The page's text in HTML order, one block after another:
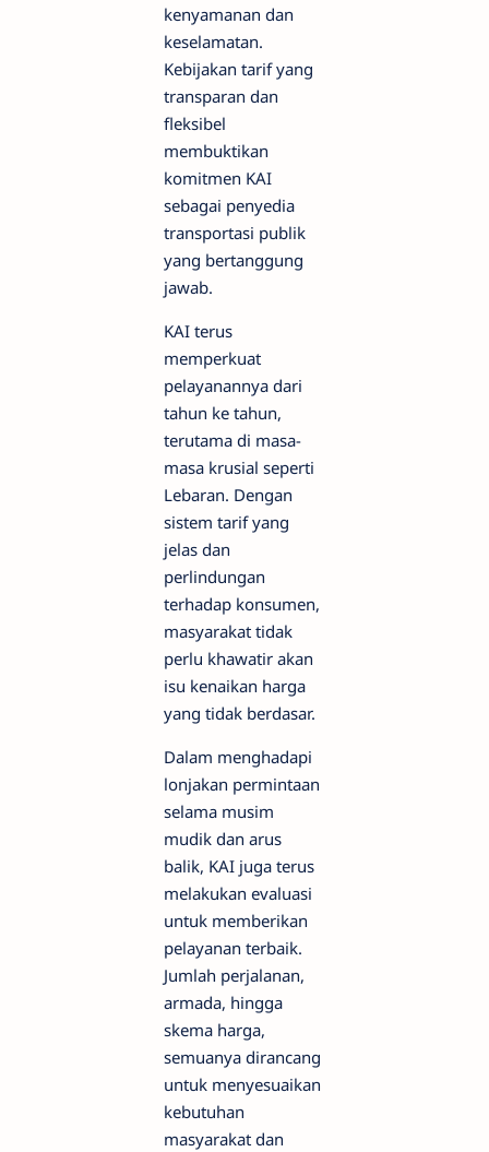
kenyamanan dan
keselamatan.
Kebijakan tarif yang
transparan dan
fleksibel
membuktikan
komitmen KAI
sebagai penyedia
transportasi publik
yang bertanggung
jawab.
KAI terus
memperkuat
pelayanannya dari
tahun ke tahun,
terutama di masa-
masa krusial seperti
Lebaran. Dengan
sistem tarif yang
jelas dan
perlindungan
terhadap konsumen,
masyarakat tidak
perlu khawatir akan
isu kenaikan harga
yang tidak berdasar.
Dalam menghadapi
lonjakan permintaan
selama musim
mudik dan arus
balik, KAI juga terus
melakukan evaluasi
untuk memberikan
pelayanan terbaik.
Jumlah perjalanan,
armada, hingga
skema harga,
semuanya dirancang
untuk menyesuaikan
kebutuhan
masyarakat dan